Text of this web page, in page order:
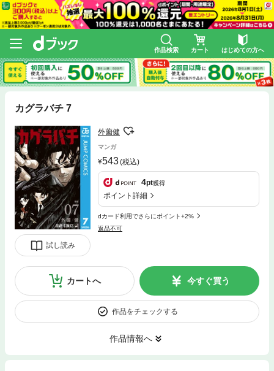
作品検索 カート はじめての方へ
カグラバチ 7
試し読み
外薗健
マンガ
543(税込)
4pt獲得
ポイント詳細
dカード利用でさらにポイント+2%
返品不可
カートへ 今すぐ買う
作品をチェックする
作品情報へ